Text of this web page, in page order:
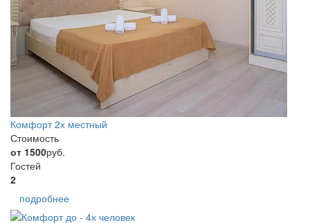
Комфорт 2х местный
Стоимость
от 1500руб.
Гостей
2
подробнее